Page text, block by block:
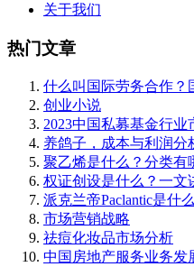
关于我们
热门文章
什么叫国际劳务合作？
创业小说
2023中国私募基金行业
养鸽子，成本与利润分
聚乙烯是什么？分类有
权证创设是什么？一文
派克兰帝Paclantic是什
市场营销战略
祛痘化妆品市场分析
中国房地产服务业务发